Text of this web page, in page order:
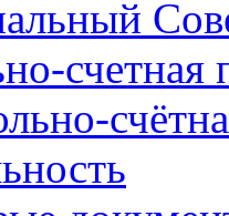
счетная